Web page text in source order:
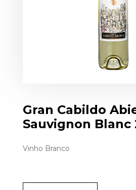
Gran Cabildo
Sauvignon Blanc
Vinho Branco